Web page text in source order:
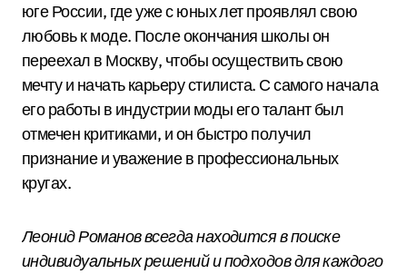
юге России, где уже с юных лет проявлял свою
любовь к моде. После окончания школы он
переехал в Москву, чтобы осуществить свою
мечту и начать карьеру стилиста. С самого начала
его работы в индустрии моды его талант был
отмечен критиками, и он быстро получил
признание и уважение в профессиональных
кругах.
Леонид Романов всегда находится в поиске
индивидуальных решений и подходов для каждого